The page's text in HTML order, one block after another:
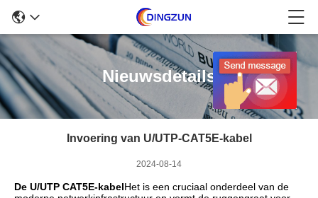
Nieuwsdetails
Invoering van U/UTP-CAT5E-kabel
2024-08-14
De U/UTP CAT5E-kabelHet is een cruciaal onderdeel van de